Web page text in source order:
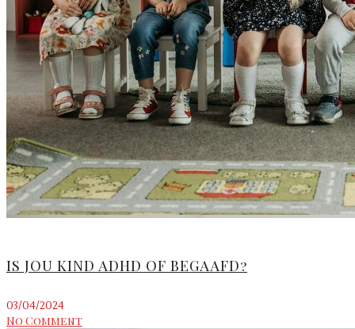
IS JOU KIND ADHD OF BEGAAFD?
03/04/2024
No Comment